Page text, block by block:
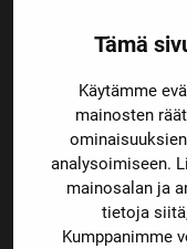
Tämä
Käytämme
mainosten
analysoimiseen.
mainosalan ja
tietoja
Kumppanimme
14